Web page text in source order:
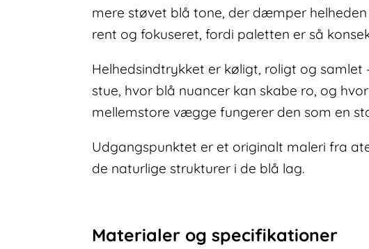
mere støvet blå tone, der dæmper
rent og fokuseret, fordi paletten er så
Helhedsindtrykket er køligt, roligt og
stue, hvor blå nuancer kan skabe ro, og
mellemstore vægge fungerer den som en
Udgangspunktet er et originalt maleri fra
de naturlige strukturer i de blå lag.
Materialer og specifikationer